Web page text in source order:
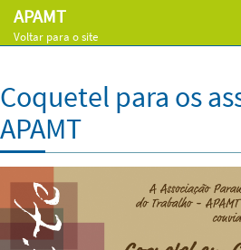
APAMT
Voltar para o site
Coquetel para os
APAMT